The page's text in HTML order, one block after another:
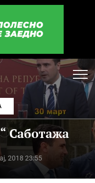
Саботажа
2018 23:55